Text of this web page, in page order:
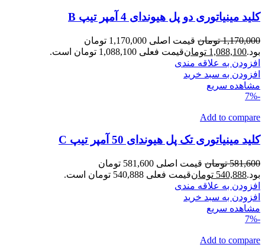
کلید مینیاتوری دو پل هیوندای 4 آمپر تیپ B
1,170,000 تومان
قیمت اصلی 1,170,000 تومان
بود.1,088,100 تومانقیمت فعلی 1,088,100 تومان است.
افزودن به علاقه مندی
افزودن به سبد خرید
مشاهده سریع
-7%
Add to compare
کلید مینیاتوری تک پل هیوندای 50 آمپر تیپ C
581,600 تومان
قیمت اصلی 581,600 تومان
بود.540,888 تومانقیمت فعلی 540,888 تومان است.
افزودن به علاقه مندی
افزودن به سبد خرید
مشاهده سریع
-7%
Add to compare